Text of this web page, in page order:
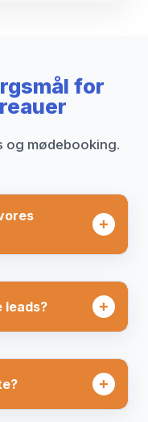
for
og mødebooking.
leads?